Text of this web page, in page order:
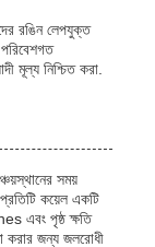
রঙিন লেপযুক্ত
মূল্য নিশ্চিত করা.
সময়
কয়েল একটি
এবং পৃষ্ঠ ক্ষতি
করার জন্য জলরোধী